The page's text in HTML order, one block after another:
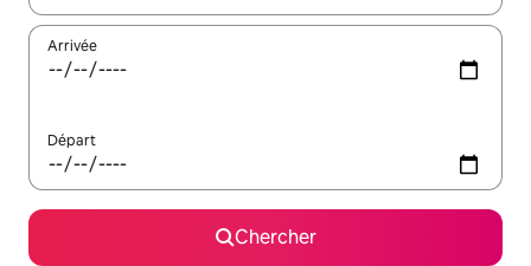
Arrivée
Départ
Chercher